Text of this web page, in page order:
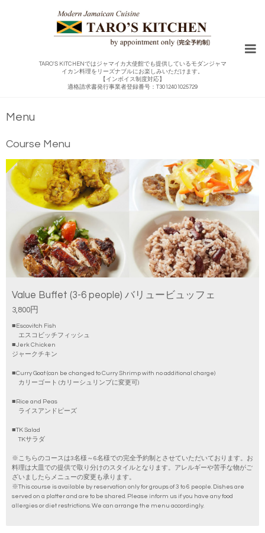
TARO'S KITCHENではジャマイカ大使館でも提供しているモダンジャマ
イカン料理をリーズナブルにお楽しみいただけます。
【インボイス制度対応】
適格請求書発行事業者登録番号：T3012401025729
Menu
Course Menu
Value Buffet (3-6 people) バリュービュッフェ
3,800円
■Escovitch Fish
エスコビッチフィッシュ
■Jerk Chicken
ジャークチキン
■Curry Goat (can be changed to Curry Shrimp with no additional charge)
カリーゴート (カリーシュリンプに変更可)
■Rice and Peas
ライスアンドピーズ
■TK Salad
TKサラダ
※こちらのコースは3名様～6名様での完全予約制とさせていただいております。お
料理は大皿での提供で取り分けのスタイルとなります。アレルギーや苦手な物がご
ざいましたらメニューの変更も承ります。
※This course is available by reservation only for groups of 3 to 6 people. Dishes are
served on a platter and are to be shared. Please inform us if you have any food
allergies or diet restrictions. We can arrange the menu accordingly.